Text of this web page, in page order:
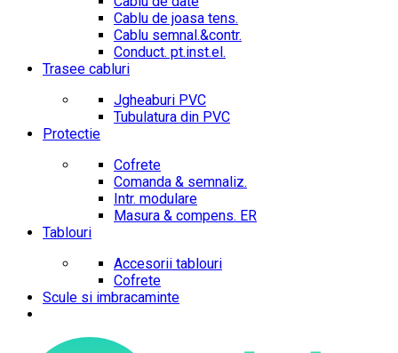
Cablu de joasa tens.
Cablu semnal.&contr.
Conduct. pt.inst.el.
Trasee cabluri
Jgheaburi PVC
Tubulatura din PVC
Protectie
Cofrete
Comanda & semnaliz.
Intr. modulare
Masura & compens. ER
Tablouri
Accesorii tablouri
Cofrete
Scule si imbracaminte